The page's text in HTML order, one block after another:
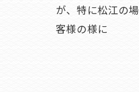
が、特に松江の
客様の様に